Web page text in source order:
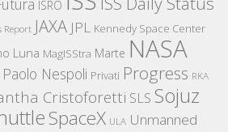
ISRO
Report JAXA JPL Kennedy Space Center
Luna MagISStra Marte NASA
Paolo Nespoli Privati Progress RKA
Cristoforetti SLS Sojuz
SpaceX ULA Unmanned